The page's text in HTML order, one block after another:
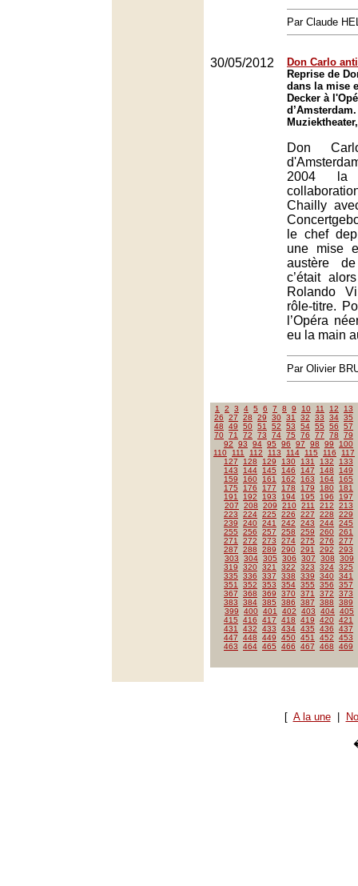
Par Claude
30/05/2012
Don Carlo
Reprise de
dans la mise
Decker à
d’Amsterdam.
Don
2004
Chailly
le chef
une mise
austère
c’était
Rolando
rôle-titre.
l’Opéra
eu la main
Par Olivier
1 2 3 4 5 6 7 8 9 10 11 12
13
26
27 28 29 30 31 32 33 34 35
48
49 50 51 52 53 54 55 56
57
70 71 72 73 74 75 76 77 78
79
92
93 94 95 96 97 98 99
100
110
111 112 113 114 115 116
117
127
128 129 130 131 132
133
143
144 145 146 147 148
149
159
160 161 162 163 164
165
175
176 177 178 179 180
181
191
192 193 194 195 196
197
207
208 209 210 211 212
213
223
224 225 226 227 228
229
239
240 241 242 243 244 245
255
256 257 258 259 260 261
271
272 273 274 275 276
277
287
288 289 290 291 292
293
303
304 305 306 307 308
309
319
320 321 322 323 324 325
335
336 337 338 339 340 341
351
352 353 354 355 356
357
367
368 369 370 371 372
373
383
384 385 386 387 388
389
399
400 401 402 403 404 405
415
416 417 418 419 420 421
431
432 433 434 435 436
437
447
448 449 450 451 452
453
463
464 465 466 467 468 469
[ A la une|